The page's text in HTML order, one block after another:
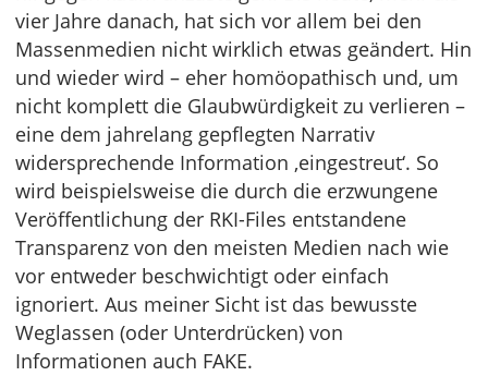
vier Jahre danach, hat sich vor allem bei den
Massenmedien nicht wirklich etwas geändert. Hin
und wieder wird – eher homöopathisch und, um
nicht komplett die Glaubwürdigkeit zu verlieren –
eine dem jahrelang gepflegten Narrativ
widersprechende Information ‚eingestreut‘. So
wird beispielsweise die durch die erzwungene
Veröffentlichung der RKI-Files entstandene
Transparenz von den meisten Medien nach wie
vor entweder beschwichtigt oder einfach
ignoriert. Aus meiner Sicht ist das bewusste
Weglassen (oder Unterdrücken) von
Informationen auch FAKE.